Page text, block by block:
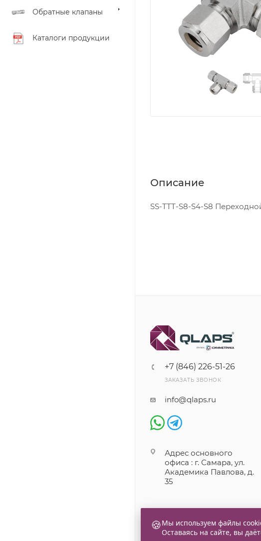
Обратные клапаны
Каталоги продукции
Описание
SS-TTT-S8-S4-S8
+7 (846) 226-51-26
ЗАКАЗАТЬ ЗВОНОК
info@qlaps.ru
Адрес основного
офиса : г. Самара, ул.
Академика Павлова, д.
35
🍪Мы используем файлы
Оставаясь на сайте, вы